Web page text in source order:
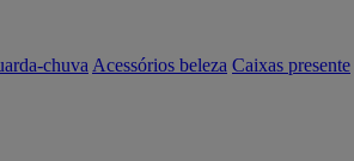
chuva Acessórios beleza Caixas presente